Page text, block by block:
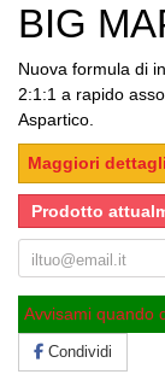
BIG
Nuova formula di
2:1:1 a rapido
Aspartico.
Maggiori dettagli
Prodotto
Avvisami quando
Condividi